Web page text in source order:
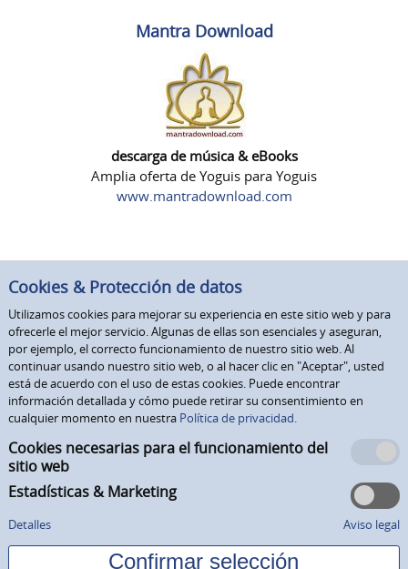
Mantra Download
descarga de música & eBooks
Amplia oferta de Yoguis para Yoguis
www.mantradownload.com
Cookies & Protección de datos
Utilizamos cookies para mejorar su experiencia en este sitio web y para
ofrecerle el mejor servicio. Algunas de ellas son esenciales y aseguran,
por ejemplo, el correcto funcionamiento de nuestro sitio web. Al
continuar usando nuestro sitio web, o al hacer clic en "Aceptar", usted
está de acuerdo con el uso de estas cookies. Puede encontrar
información detallada y cómo puede retirar su consentimiento en
cualquier momento en nuestra Política de privacidad.
Cookies necesarias para el funcionamiento del
sitio web
Estadísticas & Marketing
Detalles Aviso legal